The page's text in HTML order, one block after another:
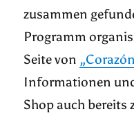
zusammen
Programm
Seite von
Informationen
Shop auch bereits